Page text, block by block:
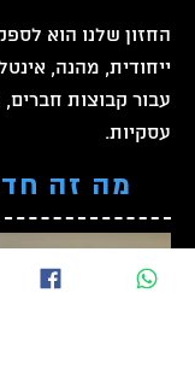
החזון שלנו הוא
ייחודית, מהנה,
עבור קבוצות
עסקיות.
מה זה